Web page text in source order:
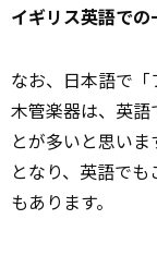
イギリス英語での
なお、日本語で
木管楽器は、英語
とが多いと思い
となり、英語で
もあります。